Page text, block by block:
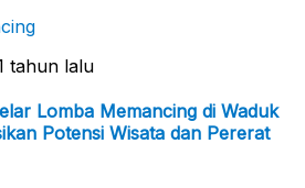
tahun lalu
Lomba Memancing di Waduk
Potensi Wisata dan Pererat